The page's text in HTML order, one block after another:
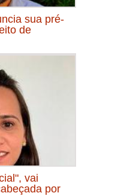
sua pré-
de
vai
por